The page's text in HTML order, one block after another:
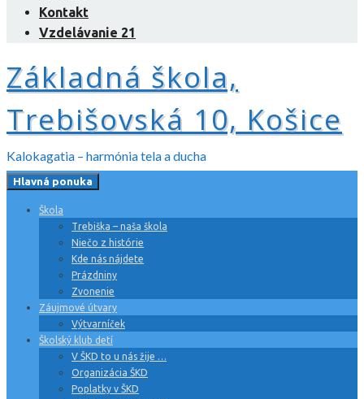
Kontakt
Vzdelávanie 21
Základná škola,
Trebišovská 10, Košice
Kalokagatia – harmónia tela a ducha
Hlavná ponuka
Škola
Trebiška – naša škola
Niečo z histórie
Kde nás nájdete
Prázdniny
Zvonenie
Záujmové útvary
Výtvarníček
Školský klub detí
V ŠKD to u nás žije …
Organizácia ŠKD
Poplatky v ŠKD